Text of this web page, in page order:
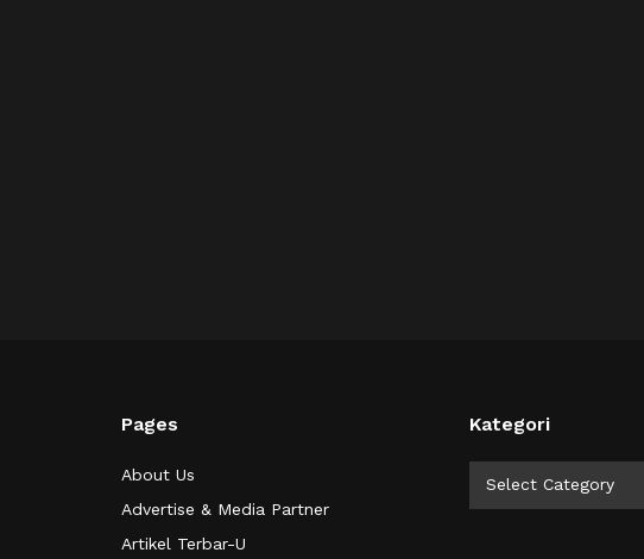
Pages
About Us
Advertise & Media Partner
Artikel Terbar-U
Kategori
Select Category